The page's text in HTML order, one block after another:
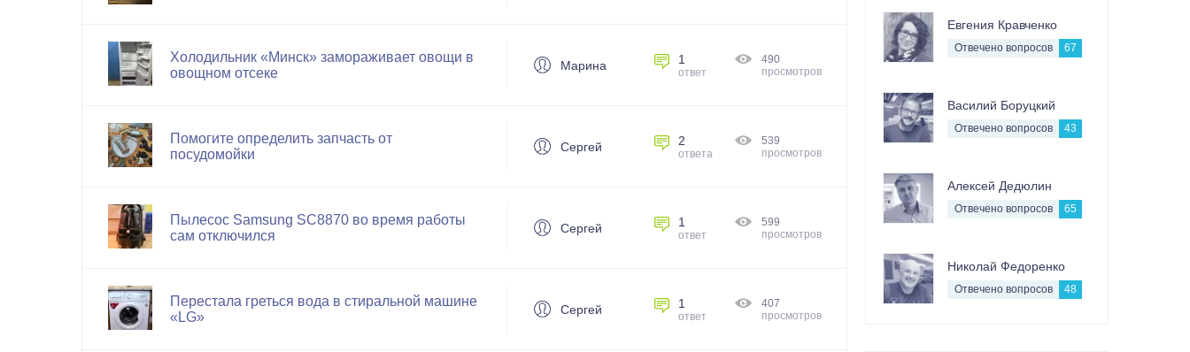
Холодильник «Минск» замораживает овощи в
овощном отсеке
Марина 1
ответ
490
просмотров
Помогите определить запчасть от
посудомойки
Сергей 2
ответа
539
просмотров
Пылесос Samsung SC8870 во время работы
сам отключился
Сергей 1
ответ
599
просмотров
Перестала греться вода в стиральной машине
«LG»
Сергей 1
ответ
407
просмотров
Евгения Кравченко
Отвечено вопросов 67
Василий Боруцкий
Отвечено вопросов 43
Алексей Дедюлин
Отвечено вопросов 65
Николай Федоренко
Отвечено вопросов 48